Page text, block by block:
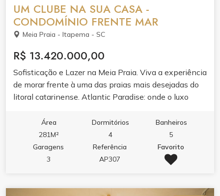
UM CLUBE NA SUA CASA -
CONDOMÍNIO FRENTE MAR
Meia Praia - Itapema - SC
R$ 13.420.000,00
Sofisticação e Lazer na Meia Praia. Viva a experiência
de morar frente à uma das praias mais desejadas do
litoral catarinense. Atlantic Paradise: onde o luxo
Área
281M²
Dormitórios
4
Banheiros
5
Garagens
3
Referência
AP307
Favorito